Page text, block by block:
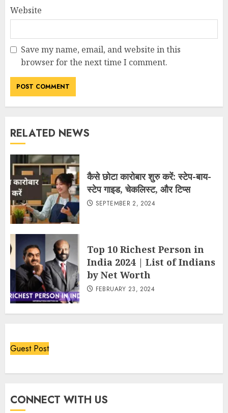
Website
Save my name, email, and website in this
browser for the next time I comment.
RELATED NEWS
कैसे छोटा कारोबार शुरु करें: स्टेप-बाय-
स्टेप गाइड, चेकलिस्ट, और टिप्स
SEPTEMBER 2, 2024
Top 10 Richest Person in
India 2024 | List of Indians
by Net Worth
FEBRUARY 23, 2024
Guest Post
CONNECT WITH US